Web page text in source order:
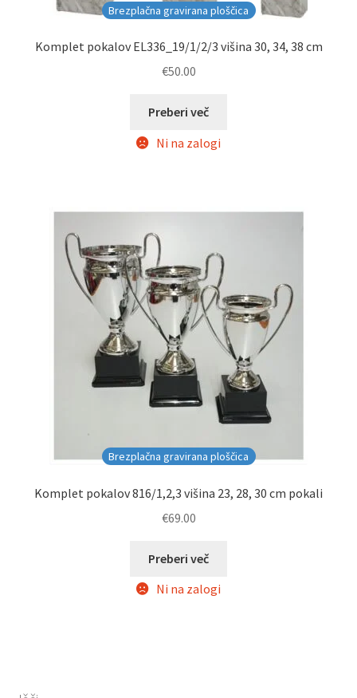
Brezplačna gravirana ploščica
Komplet pokalov EL336_19/1/2/3 višina 30, 34, 38 cm
€50.00
Preberi več
Ni na zalogi
Brezplačna gravirana ploščica
Komplet pokalov 816/1,2,3 višina 23, 28, 30 cm pokali
€69.00
Preberi več
Ni na zalogi